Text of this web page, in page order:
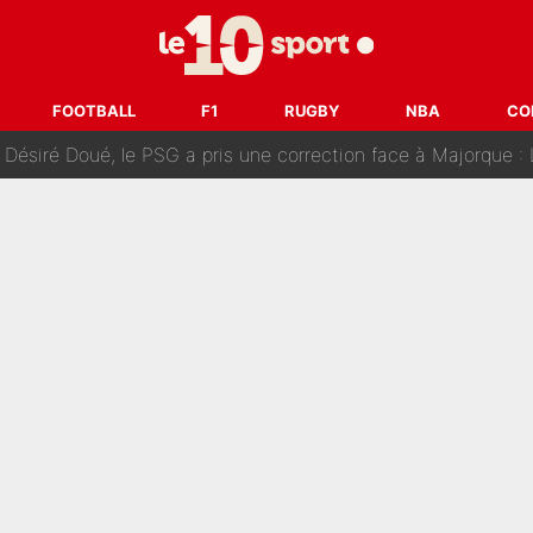
FOOTBALL F1 RUGBY NBA
à Zinedine Zidane en équipe de France : «Je n'aurais
dans tous les sens sur le mercato de l'OM : Frank McCourt va
Doué, le PSG a pris une correction face à Majorque : Luis